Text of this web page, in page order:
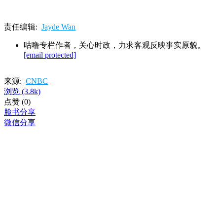
责任编辑: Jayde Wan
咕噜专栏作者，关心时政，力求客观反映事实原貌。
[email protected]
来源: CNBC
浏览 (3.8k)
点赞 (0)
脸书分享
微信分享